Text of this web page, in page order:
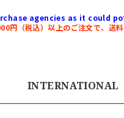
agencies as it could
円（税込）以上のご注文で、送
INTERNATIONAL